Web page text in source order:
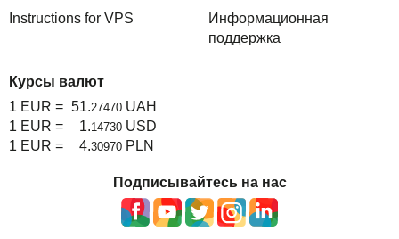
Instructions for VPS
Информационная
поддержка
Курсы валют
1 EUR = 51.27470 UAH
1 EUR =
1.14730 USD
1 EUR =
4.30970 PLN
Подписывайтесь на нас